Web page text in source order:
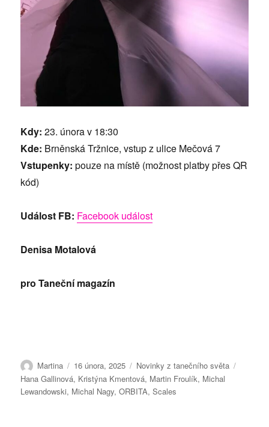
Kdy: 23. února v 18:30
Kde: Brněnská Tržnice, vstup z ulice Mečová 7
Vstupenky:pouze na místě (možnost platby přes QR
kód)
Událost FB: Facebook událost
Denisa Motalová
pro Taneční magazín
Autor:
Martina Publikováno:
16 února, 2025 Rubriky:
Novinky z tanečního světa
Hana Gallinová, Kristýna Kmentová, Martin Froulík, Michal
Lewandowski, Michal Nagy,ORBITA,Scales